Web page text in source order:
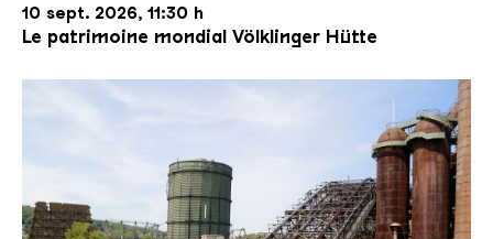
10 sept. 2026, 11:30 h
Le patrimoine mondial Völklinger Hütte